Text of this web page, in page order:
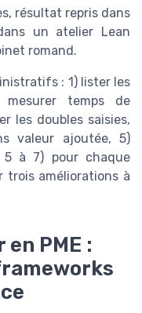
résultat repris dans
un atelier Lean
romand.
: 1) lister les
temps de
les doubles saisies,
valeur ajoutée, 5)
à 7) pour chaque
trois améliorations à
PME :